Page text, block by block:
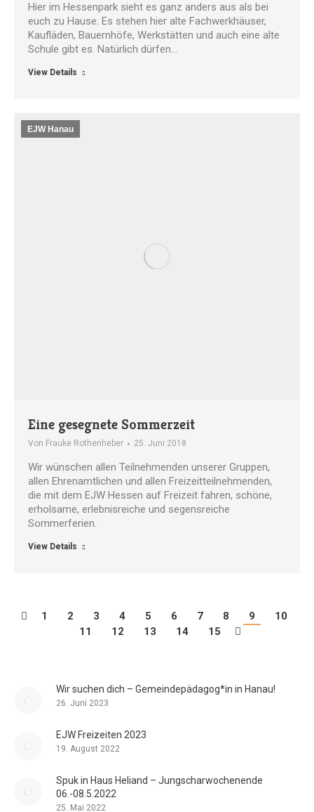
Hier im Hessenpark sieht es ganz anders aus als bei
euch zu Hause. Es stehen hier alte Fachwerkhäuser,
Kaufläden, Bauernhöfe, Werkstätten und auch eine alte
Schule gibt es. Natürlich dürfen…
View Details
EJW Hanau
Eine gesegnete Sommerzeit
Von Frauke Rothenheber 25. Juni 2018
Wir wünschen allen Teilnehmenden unserer Gruppen,
allen Ehrenamtlichen und allen Freizeitteilnehmenden,
die mit dem EJW Hessen auf Freizeit fahren, schöne,
erholsame, erlebnisreiche und segensreiche
Sommerferien.
View Details
1 2 3 4 5 6 7 8 9
10
11
12 13 14 15
Wir suchen dich – Gemeindepädagog*in in Hanau!
26. Juni 2023
EJW Freizeiten 2023
19. August 2022
Spuk in Haus Heliand – Jungscharwochenende
06.-08.5.2022
25. Mai 2022